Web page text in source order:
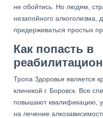
не обойтись. Но людям,
незапойного алкоголизма,
придерживаться простых
Как попасть в
Тропа Здоровья является
клиникой г. Боровск. Все
повышают квалификацию,
на лечение